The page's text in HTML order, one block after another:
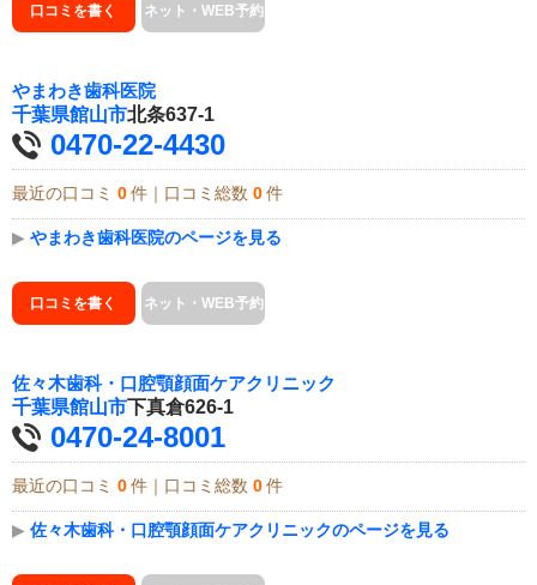
口コミを書く ネット・WEB予約
やまわき歯科医院
千葉県館山市北条637-1
0470-22-4430
最近の口コミ 0 件｜口コミ総数 0 件
▶ やまわき歯科医院のページを見る
口コミを書く ネット・WEB予約
佐々木歯科・口腔顎顔面ケアクリニック
千葉県館山市下真倉626-1
0470-24-8001
最近の口コミ 0 件｜口コミ総数 0 件
▶ 佐々木歯科・口腔顎顔面ケアクリニックのページを見る